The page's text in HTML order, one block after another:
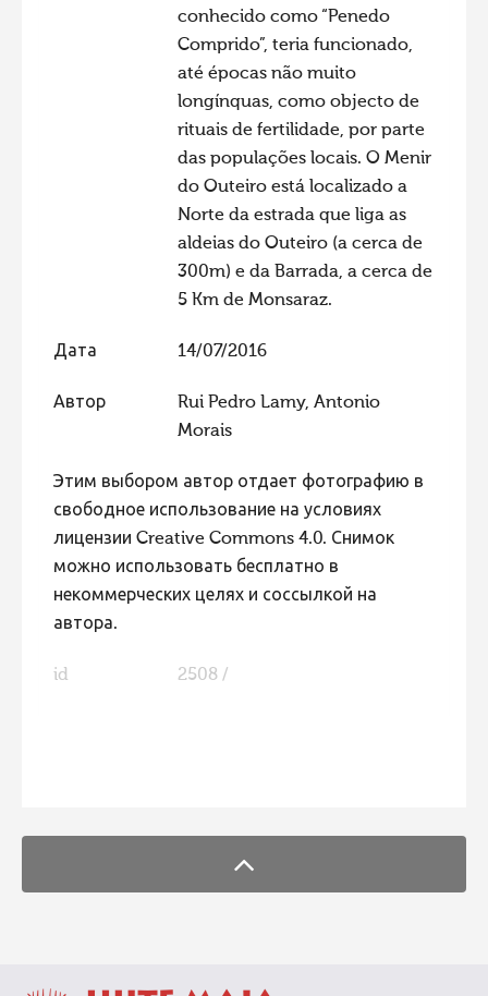
Фотоконкурс 2016
Фотоконкурс 2015
Фотоконкурс 2013
Фотоконкурс 2012
Фотоконкурс 2010
Фотоконкурс 2009
conhecido como “Penedo
Comprido”, teria funcionado,
até épocas não muito
longínquas, como objecto de
rituais de fertilidade, por parte
das populações locais. O Menir
do Outeiro está localizado a
Norte da estrada que liga as
aldeias do Outeiro (a cerca de
300m) e da Barrada, a cerca de
5 Km de Monsaraz.
Дата 14/07/2016
Автор
Rui Pedro Lamy, Antonio
Morais
Этим выбором автор отдает фотографию в
свободное использование на условиях
лицензии Creative Commons 4.0. Снимок
можно использовать бесплатно в
некоммерческих целях и соссылкой на
автора.
id 2508 /